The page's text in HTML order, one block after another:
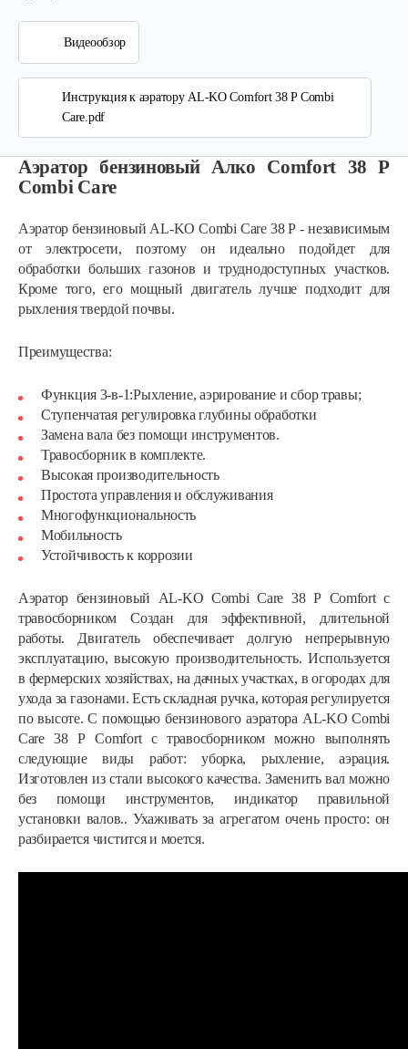
Видеообзор
Инструкция к аэратору AL-KO Comfort 38 P Combi
Care.pdf
Аэратор бензиновый Алко Comfort 38 P
Combi Care
Аэратор бензиновый AL-KO Combi Care 38 Р - независимым
от электросети, поэтому он идеально подойдет для
обработки больших газонов и труднодоступных участков.
Кроме того, его мощный двигатель лучше подходит для
рыхления твердой почвы.
Преимущества:
Функция 3-в-1:Рыхление, аэрирование и сбор травы;
Ступенчатая регулировка глубины обработки
Замена вала без помощи инструментов.
Травосборник в комплекте.
Высокая производительность
Простота управления и обслуживания
Многофункциональность
Мобильность
Устойчивость к коррозии
Аэратор бензиновый AL-KO Combi Care 38 Р Comfort с
травосборником Создан для эффективной, длительной
работы. Двигатель обеспечивает долгую непрерывную
эксплуатацию, высокую производительность. Используется
в фермерских хозяйствах, на дачных участках, в огородах для
ухода за газонами. Есть складная ручка, которая регулируется
по высоте. С помощью бензинового аэратора AL-KO Combi
Care 38 Р Comfort с травосборником можно выполнять
следующие виды работ: уборка, рыхление, аэрация.
Изготовлен из стали высокого качества. Заменить вал можно
без помощи инструментов, индикатор правильной
установки валов.. Ухаживать за агрегатом очень просто: он
разбирается чистится и моется.